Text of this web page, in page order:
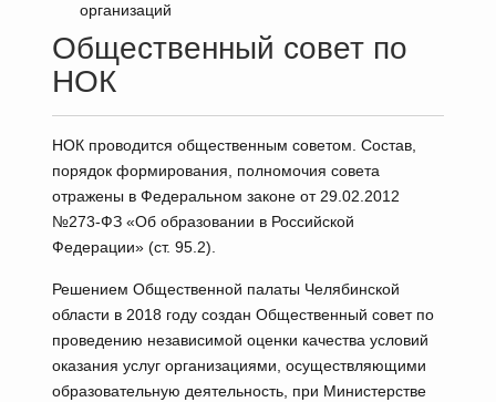
организаций
Общественный совет по
НОК
НОК проводится общественным советом. Состав,
порядок формирования, полномочия совета
отражены в Федеральном законе от 29.02.2012
№273-ФЗ «Об образовании в Российской
Федерации» (ст. 95.2).
Решением Общественной палаты Челябинской
области в 2018 году создан Общественный совет по
проведению независимой оценки качества условий
оказания услуг организациями, осуществляющими
образовательную деятельность, при Министерстве